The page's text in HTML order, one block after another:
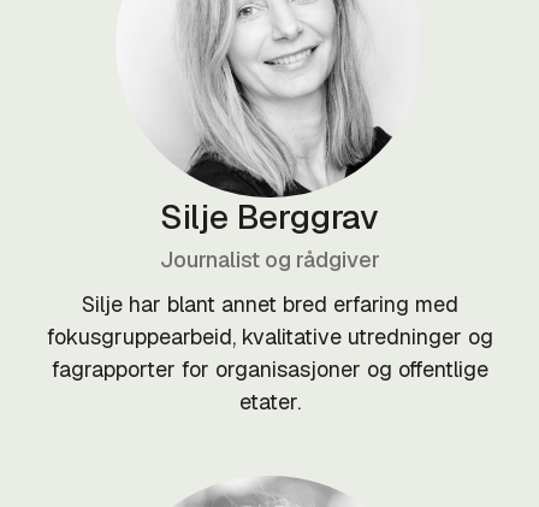
Silje Berggrav
Journalist og rådgiver
Silje har blant annet bred erfaring med
fokusgruppearbeid, kvalitative utredninger og
fagrapporter for organisasjoner og offentlige
etater.